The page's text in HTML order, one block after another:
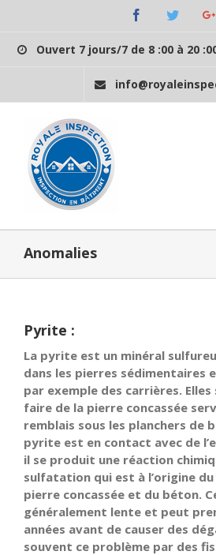
FacebookTwitter
Ouvert 7 jours/7 de 8 :00 à 20
Anomalies
Pyrite :
La pyrite est un minéral
dans les pierres sédimentaires
par exemple des carrières.
faire de la pierre concassée
remblais sous les planchers de
pyrite est en contact avec de
il se produit une réaction
sulfatation qui est à l’origine
pierre concassée et du béton.
généralement lente et peut
années avant de causer des
souvent ce problème par des